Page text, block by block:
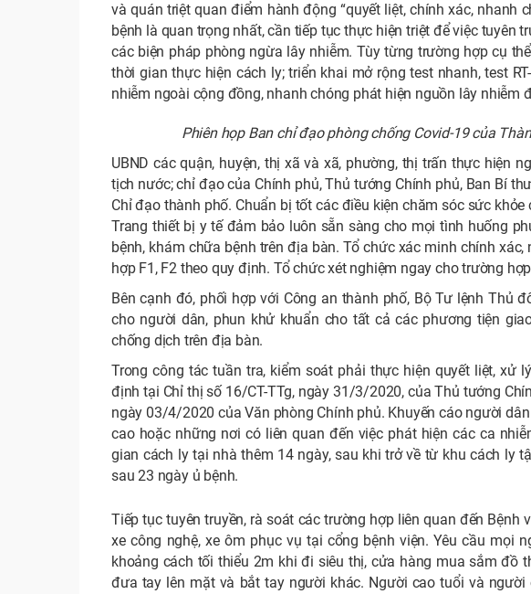
và quán triệt quan điểm hành động “quyết liệt, chính xác, nhanh
bệnh là quan trọng nhất, cần tiếp tục thực hiện triệt để việc tuyên
các biện pháp phòng ngừa lây nhiễm. Tùy từng trường hợp cụ
thời gian thực hiện cách ly; triển khai mở rộng test nhanh, test
nhiễm ngoài cộng đồng, nhanh chóng phát hiện nguồn lây nhiễm
Phiên họp Ban chỉ đạo phòng chống Covid-19 của
UBND các quận, huyện, thị xã và xã, phường, thị trấn thực hiện
tịch nước; chỉ đạo của Chính phủ, Thủ tướng Chính phủ, Ban Bí
Chỉ đạo thành phố. Chuẩn bị tốt các điều kiện chăm sóc sức
Trang thiết bị y tế đảm bảo luôn sẵn sàng cho mọi tình huống
bệnh, khám chữa bệnh trên địa bàn. Tổ chức xác minh chính
hợp F1, F2 theo quy định. Tổ chức xét nghiệm ngay cho trường
Bên cạnh đó, phối hợp với Công an thành phố, Bộ Tư lệnh Thủ
cho người dân, phun khử khuẩn cho tất cả các phương tiện
chống dịch trên địa bàn.
Trong công tác tuần tra, kiểm soát phải thực hiện quyết liệt, xử
định tại Chỉ thị số 16/CT-TTg, ngày 31/3/2020, của Thủ tướng
ngày 03/4/2020 của Văn phòng Chính phủ. Khuyến cáo người
cao hoặc những nơi có liên quan đến việc phát hiện các ca
gian cách ly tại nhà thêm 14 ngày, sau khi trở về từ khu cách ly
sau 23 ngày ủ bệnh.
Tiếp tục tuyên truyền, rà soát các trường hợp liên quan đến Bệnh
xe công nghệ, xe ôm phục vụ tại cổng bệnh viện. Yêu cầu mọi
khoảng cách tối thiểu 2m khi đi siêu thị, cửa hàng mua sắm đồ
đưa tay lên mặt và bắt tay người khác. Người cao tuổi và